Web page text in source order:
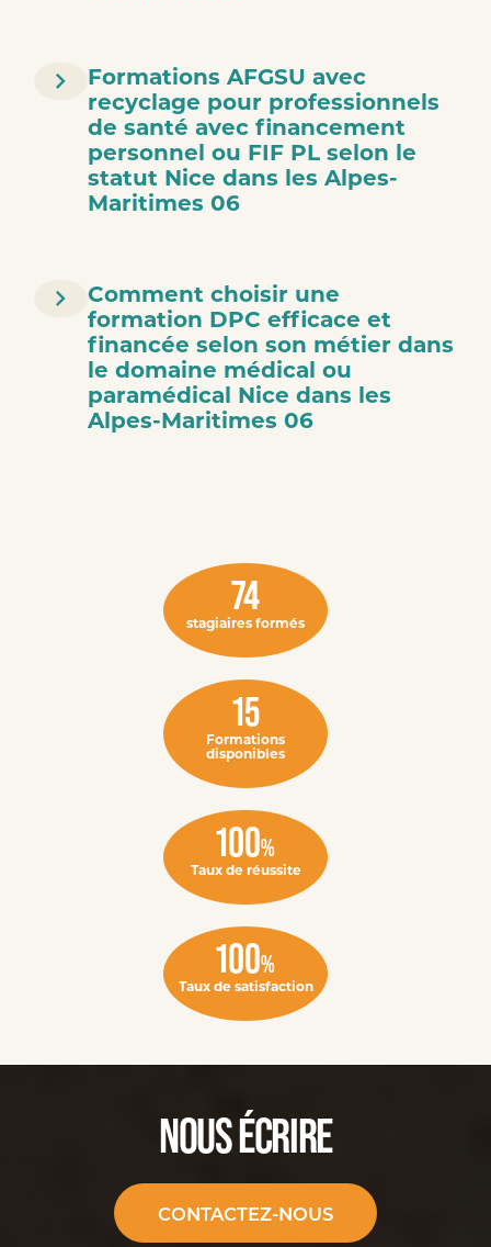
Formations AFGSU avec
recyclage pour professionnels
de santé avec financement
personnel ou FIF PL selon le
statut Nice dans les Alpes-
Maritimes 06
Comment choisir une
formation DPC efficace et
financée selon son métier dans
le domaine médical ou
paramédical Nice dans les
Alpes-Maritimes 06
74
stagiaires formés
15
Formations
disponibles
100%
Taux de réussite
100%
Taux de satisfaction
NOUS ÉCRIRE
CONTACTEZ-NOUS